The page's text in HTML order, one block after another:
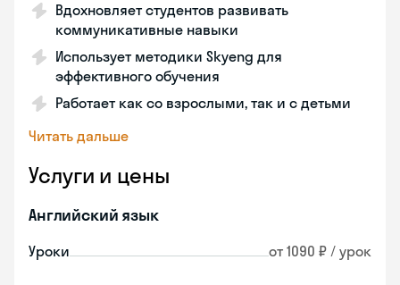
Вдохновляет студентов развивать
коммуникативные навыки
Использует методики Skyeng для
эффективного обучения
Работает как со взрослыми, так и с детьми
Читать дальше
Услуги и цены
Английский язык
Уроки от 1090 ₽ / урок